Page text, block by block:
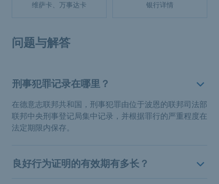
维萨卡、万事达卡 银行详情
问题与解答
刑事犯罪记录在哪里？
在德意志联邦共和国，刑事犯罪由位于波恩的联邦司法部
联邦中央刑事登记局集中记录，并根据罪行的严重程度在
法定期限内保存。
良好行为证明的有效期有多长？